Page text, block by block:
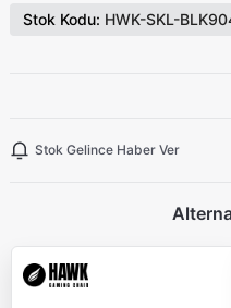
Stok Kodu: HWK-SKL-
Stok Gelince Haber Ver